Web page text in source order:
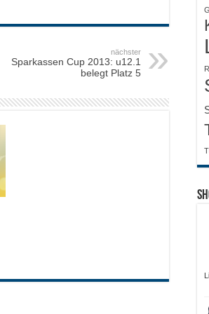
nächster
Sparkassen Cup 2013: u12.1
belegt Platz 5